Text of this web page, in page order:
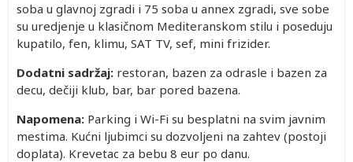
soba u glavnoj zgradi i 75 soba u annex zgradi, sve sobe
su uredjenje u klasičnom Mediteranskom stilu i poseduju
kupatilo, fen, klimu, SAT TV, sef, mini frizider.
Dodatni sadržaj: restoran, bazen za odrasle i bazen za
decu, dečiji klub, bar, bar pored bazena.
Napomena: Parking i Wi-Fi su besplatni na svim javnim
mestima. Kućni ljubimci su dozvoljeni na zahtev (postoji
doplata). Krevetac za bebu 8 eur po danu.